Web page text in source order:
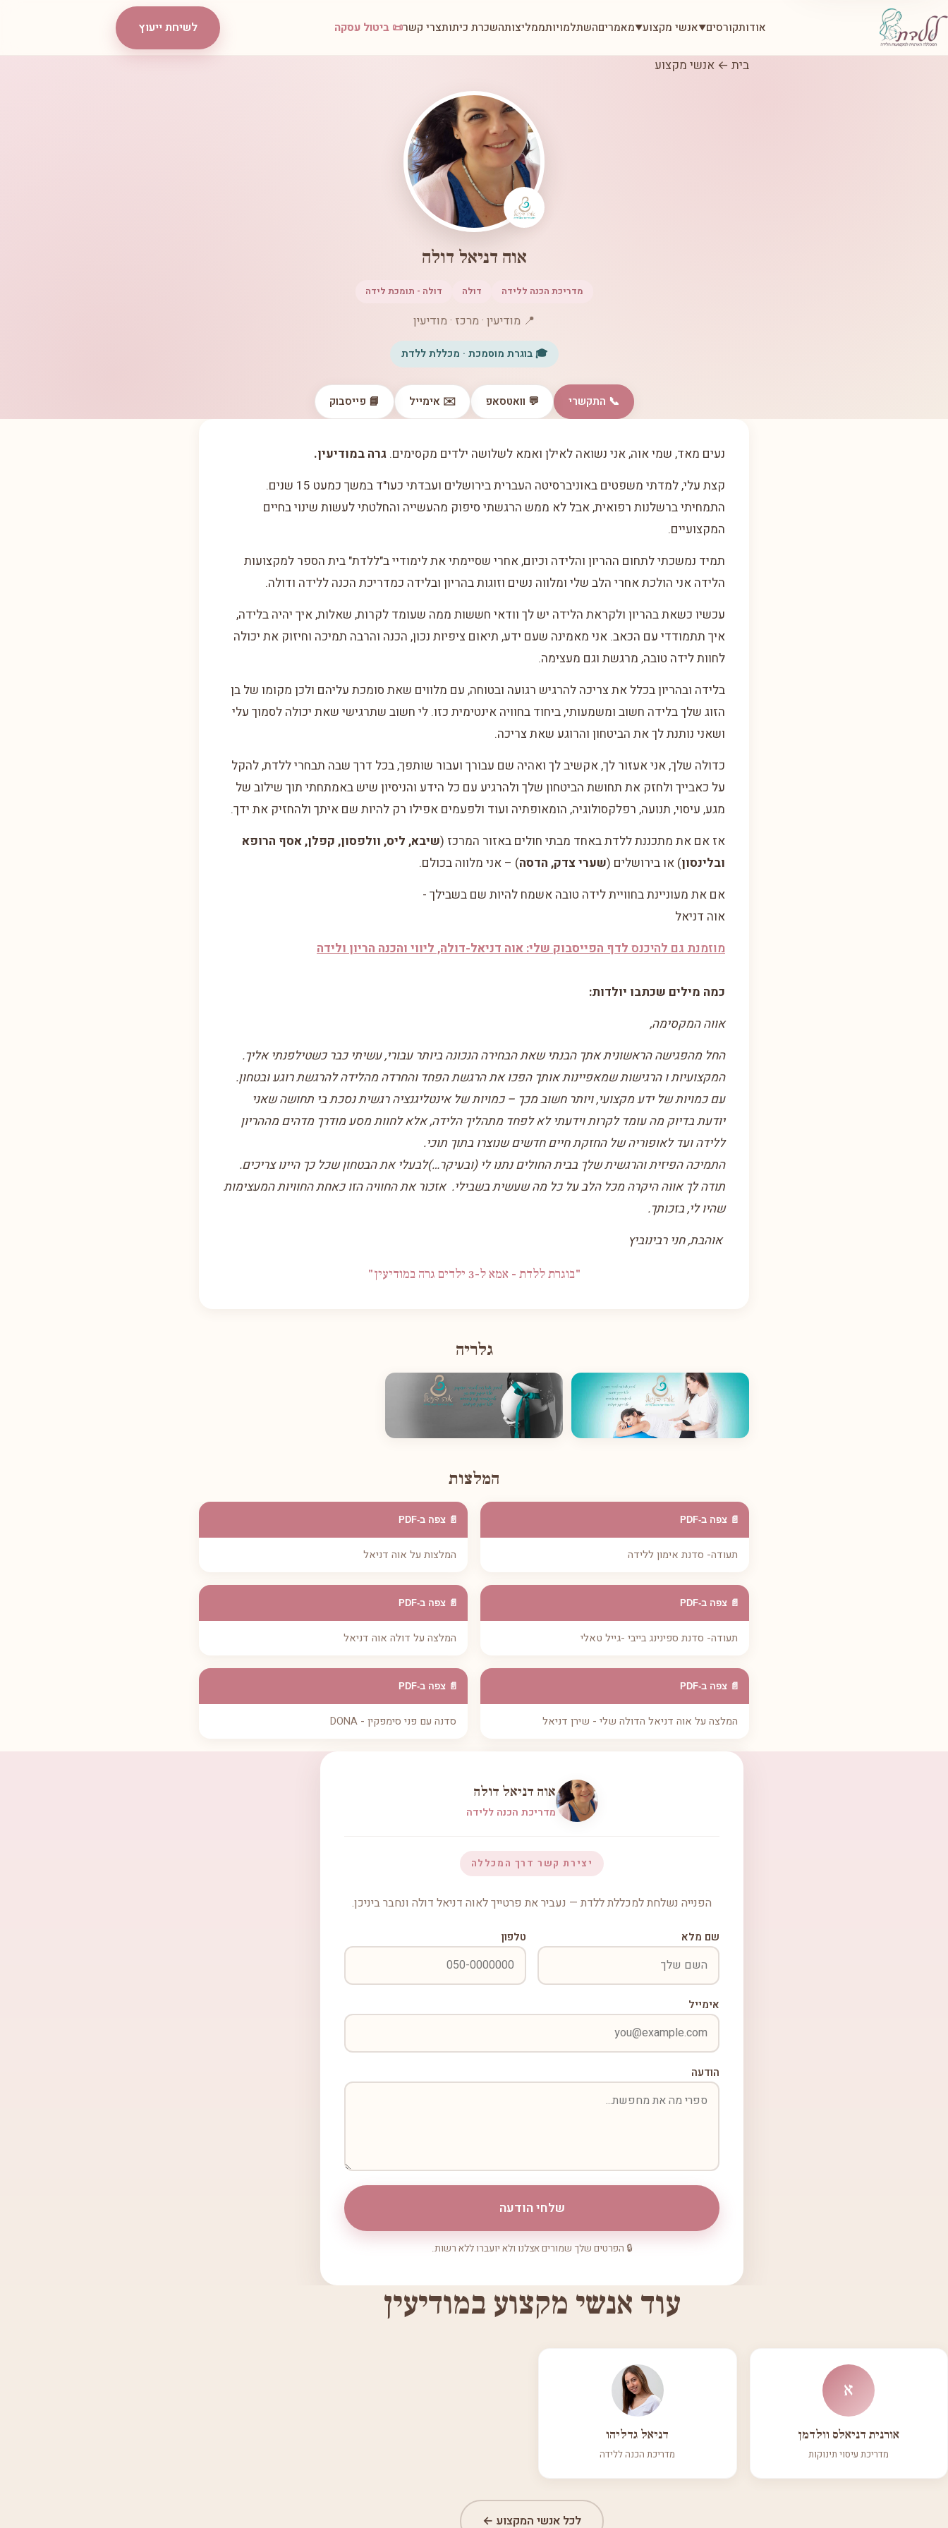
אודותקורסים▼אנשי מקצוע▼מאמריםהשתלמויותממליצותהשכרת כיתותצרי קשר📜 ביטול עסקה לשיחת ייעוץ
בית ← אנשי מקצוע
אוה דניאל דולה
מדריכת הכנה ללידה דולה דולה - תומכת לידה
📍 מודיעין · מרכז · מודיעין
🎓 בוגרת מוסמכת · מכללת ללדת
📞 התקשרי 💬 וואטסאפ ✉️ אימייל 📘 פייסבוק
נעים מאד, שמי אוה, אני נשואה לאילן ואמא לשלושה ילדים מקסימים. גרה במודיעין.
קצת עלי, למדתי משפטים באוניברסיטה העברית בירושלים ועבדתי כעו"ד במשך כמעט 15 שנים.
התמחיתי ברשלנות רפואית, אבל לא ממש הרגשתי סיפוק מהעשייה והחלטתי לעשות שינוי בחיים
המקצועיים.
תמיד נמשכתי לתחום ההריון והלידה וכיום, אחרי שסיימתי את לימודיי ב"ללדת" בית הספר למקצועות
הלידה אני הולכת אחרי הלב שלי ומלווה נשים וזוגות בהריון ובלידה כמדריכת הכנה ללידה ודולה.
עכשיו כשאת בהריון ולקראת הלידה יש לך וודאי חששות ממה שעומד לקרות, שאלות, איך יהיה בלידה,
איך תתמודדי עם הכאב. אני מאמינה שעם ידע, תיאום ציפיות נכון, הכנה והרבה תמיכה וחיזוק את יכולה
לחוות לידה טובה, מרגשת וגם מעצימה.
בלידה ובהריון בכלל את צריכה להרגיש רגועה ובטוחה, עם מלווים שאת סומכת עליהם ולכן מקומו של בן
הזוג שלך בלידה חשוב ומשמעותי, ביחוד בחוויה אינטימית כזו. לי חשוב שתרגישי שאת יכולה לסמוך עלי
ושאני נותנת לך את הביטחון והרוגע שאת צריכה.
כדולה שלך, אני אעזור לך, אקשיב לך ואהיה שם עבורך ועבור שותפך, בכל דרך שבה תבחרי ללדת, להקל
על כאבייך ולחזק את תחושת הביטחון שלך ולהרגיע עם כל הידע והניסיון שיש באמתחתי תוך שילוב של
מגע, עיסוי, תנועה, רפלקסולוגיה, הומאופתיה ועוד ולפעמים אפילו רק להיות שם איתך ולהחזיק את ידך.
אז אם את מתכננת ללדת באחד מבתי חולים באזור המרכז (שיבא, ליס, וולפסון, קפלן, אסף הרופא
ובלינסון) או בירושלים (שערי צדק, הדסה) – אני מלווה בכולם.
אם את מעוניינת בחוויית לידה טובה אשמח להיות שם בשבילך -
אוה דניאל
מוזמנת גם להיכנסלדף הפייסבוק שלי: אוה דניאל-דולה, ליווי והכנה הריון ולידה
כמה מילים שכתבו יולדות:
אווה המקסימה,
החל מהפגישה הראשונית אתך הבנתי שאת הבחירה הנכונה ביותר עבורי, עשיתי כבר כשטילפנתי אליך.
המקצועיות ו הרגישות שמאפיינות אותך הפכו את הרגשת הפחד והחרדה מהלידה להרגשת רוגע ובטחון.
עם כמויות של ידע מקצועי, ויותר חשוב מכך – כמויות של אינטליגנציה רגשית נסכת בי תחושה שאני
יודעת בדיוק מה עומד לקרות וידעתי לא לפחד מתהליך הלידה, אלא לחוות מסע מודרך מדהים מההריון
ללידה ועד לאופוריה של החזקת חיים חדשים שנוצרו בתוך תוכי.
התמיכה הפיזית והרגשית שלך בבית החולים נתנו לי (ובעיקר…)לבעלי את הבטחון שכל כך היינו צריכים.
תודה לך אווה היקרה מכל הלב על כל מה שעשית בשבילי. אזכור את החוויה הזו כאחת החוויות המעצימות
שהיו לי, בזכותך.
אוהבת, חני רבינוביץ
"בוגרת ללדת - אמא ל-3 ילדים גרה במודיעין"
גלריה
המלצות
📄 צפה ב-PDF
תעודה- סדנת אימון ללידה
📄 צפה ב-PDF
תעודה- סדנת ספינינג בייבי -גייל טאלי
📄 צפה ב-PDF
המלצה על אוה דניאל הדולה שלי - שירן דניאל
📄 צפה ב-PDF
המלצות על אוה דניאל
📄 צפה ב-PDF
המלצה על דולה אוה דניאל
📄 צפה ב-PDF
סדנה עם פני סימפקין - DONA
אוה דניאל דולה
מדריכת הכנה ללידה
יצירת קשר דרך המכללה
הפנייה נשלחת למכללת ללדת — נעביר את פרטייך לאוה דניאל דולה ונחבר ביניכן.
שם מלא טלפון
אימייל
הודעה
שלחי הודעה
🔒 הפרטים שלך שמורים אצלנו ולא יועברו ללא רשות.
עוד אנשי מקצוע במודיעין
א
אורנית דניאלס וולדמן
מדריכת עיסוי תינוקות
דניאל גדליהו
מדריכת הכנה ללידה
לכל אנשי המקצוע ←